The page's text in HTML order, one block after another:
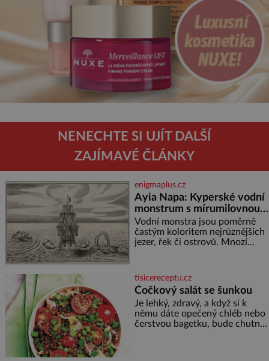
NENECHTE SI UJÍT DALŠÍ
ZAJÍMAVÉ ČLÁNKY
enigmaplus.cz
Ayia Napa: Kyperské vodní
monstrum s mírumilovnou
povahou
Vodní monstra jsou poměrně
častým koloritem nejrůznějších
jezer, řek či ostrovů. Mnozí
přitáhnout k němu pozornost
záhadám nakloněných turi
tisicereceptu.cz
Čočkový salát se šunkou
Je lehký, zdravý, a když si k
němu dáte opečený chléb nebo
čerstvou bagetku, bude chutnat